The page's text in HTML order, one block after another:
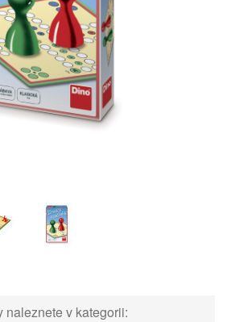
naleznete v kategorii: